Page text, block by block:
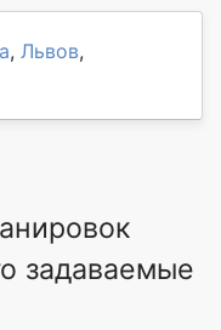
, Львов,
задаваемые